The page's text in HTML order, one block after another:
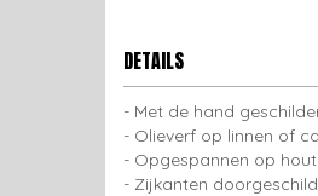
DETAILS
Met de hand
Olieverf op linnen of
Opgespannen op
Zijkanten